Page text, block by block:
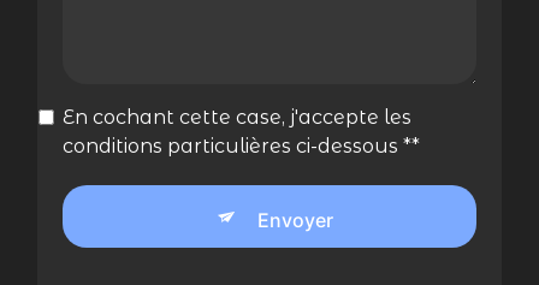
En cochant cette case, j'accepte les
conditions particulières ci-dessous **
Envoyer